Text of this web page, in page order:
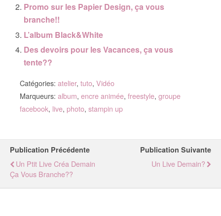
Promo sur les Papier Design, ça vous
branche!!
L’album Black&White
Des devoirs pour les Vacances, ça vous
tente??
Catégories: atelier, tuto, Vidéo
Marqueurs: album, encre animée, freestyle, groupe
facebook, live, photo, stampin up
Publication Précédente
Un Ptit Live Créa Demain
Ça Vous Branche??
Publication Suivante
Un Live Demain?